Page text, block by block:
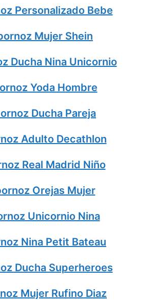
Personalizado Bebe
Mujer Shein
Ducha Nina Unicornio
Yoda Hombre
Ducha Pareja
Adulto Decathlon
Real Madrid Niño
Orejas Mujer
Unicornio Nina
Nina Petit Bateau
Ducha Superheroes
Mujer Rufino Diaz